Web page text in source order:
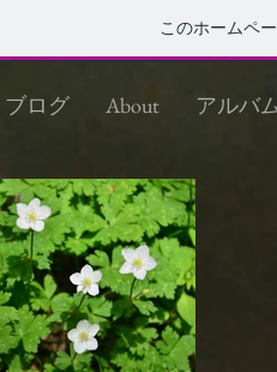
このホームペ
ブログ About アルバ